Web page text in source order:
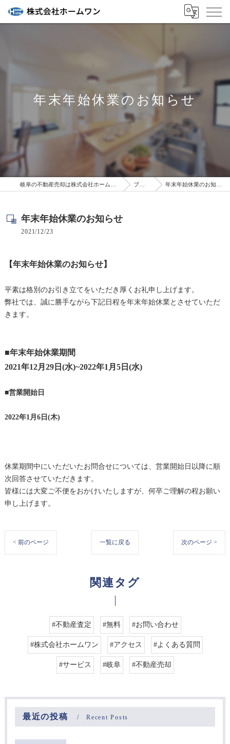
年末年始休業のお知らせ
ブログ 年末年始休業のお知らせ
年末年始休業のお知らせ
2021/12/23
【年末年始休業のお知らせ】
平素は格別のお引き立てをいただき厚くお礼申し上げます。
弊社では、誠に勝手ながら下記日程を年末年始休業とさせていただ
きます。
■年末年始休業期間
2021年12月29日(水)~2022年1月5日(水)
■営業開始日
2022年1月6日(木)
休業期間中にいただいたお問合せについては、営業開始日以降に順
次回答させていただきます。
皆様には大変ご不便をおかけいたしますが、何卒ご理解の程お願い
申し上げます。
< 前のページ 一覧に戻る 次のページ >
関連タグ
#不動産査定 #無料 #お問い合わせ
#株式会社ホームワン #アクセス #よくある質問
#サービス #岐阜 #不動産売却
最近の投稿 Recent Posts